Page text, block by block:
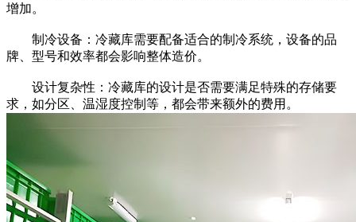
增加。
制冷设备：冷藏库需要配备适合的制冷系统，设备的品
牌、型号和效率都会影响整体造价。
设计复杂性：冷藏库的设计是否需要满足特殊的存储要
求，如分区、温湿度控制等，都会带来额外的费用。